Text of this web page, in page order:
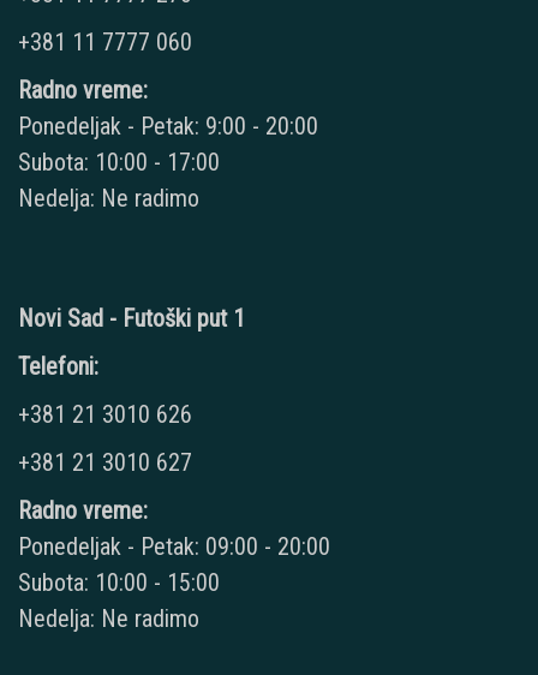
+381 11 7777 060
Radno vreme:
Ponedeljak - Petak: 9:00 - 20:00
Subota: 10:00 - 17:00
Nedelja: Ne radimo
Novi Sad - Futoški put 1
Telefoni:
+381 21 3010 626
+381 21 3010 627
Radno vreme:
Ponedeljak - Petak: 09:00 - 20:00
Subota: 10:00 - 15:00
Nedelja: Ne radimo